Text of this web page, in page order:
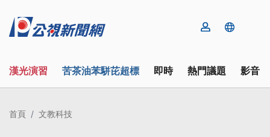
漢光演習 苦茶油苯駢芘超標 即時 熱門議題 影音
首頁 文教科技